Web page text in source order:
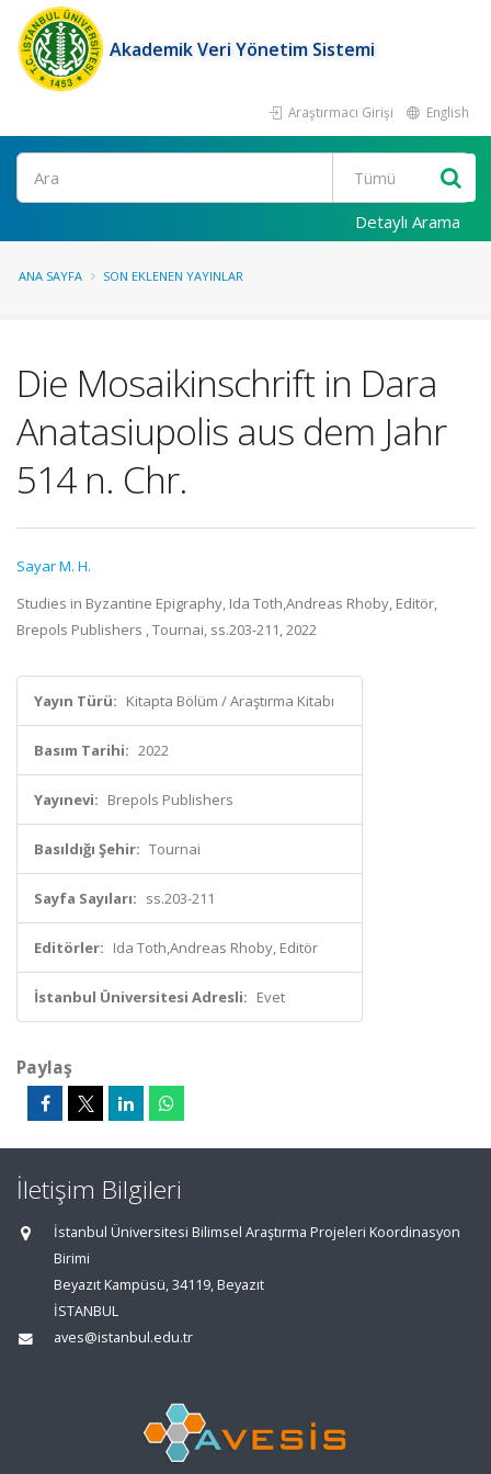
Akademik Veri Yönetim Sistemi
Araştırmacı Girişi English
Ara
Detaylı Arama
ANA SAYFA SON EKLENEN YAYINLAR
Die Mosaikinschrift in Dara
Anatasiupolis aus dem Jahr
514 n. Chr.
Sayar M. H.
Studies in Byzantine Epigraphy, Ida Toth,Andreas Rhoby, Editör,
Brepols Publishers , Tournai, ss.203-211, 2022
Yayın Türü: Kitapta Bölüm / Araştırma Kitabı
Basım Tarihi: 2022
Yayınevi: Brepols Publishers
Basıldığı Şehir: Tournai
Sayfa Sayıları: ss.203-211
Editörler: Ida Toth,Andreas Rhoby, Editör
İstanbul Üniversitesi Adresli: Evet
Paylaş
İletişim Bilgileri
İstanbul Üniversitesi Bilimsel Araştırma Projeleri Koordinasyon
Birimi
Beyazıt Kampüsü, 34119, Beyazıt
İSTANBUL
aves@istanbul.edu.tr